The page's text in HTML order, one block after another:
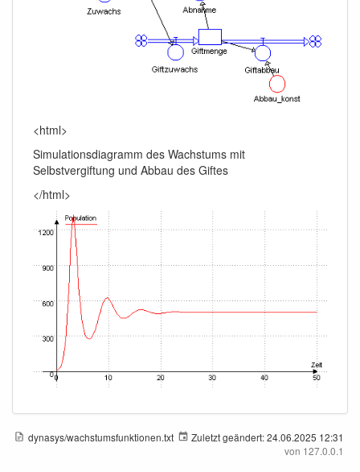
<html>
Simulationsdiagramm des Wachstums mit
Selbstvergiftung und Abbau des Giftes
</html>
dynasys/wachstumsfunktionen.txt Zuletzt geändert:24.06.2025 12:31
von 127.0.0.1